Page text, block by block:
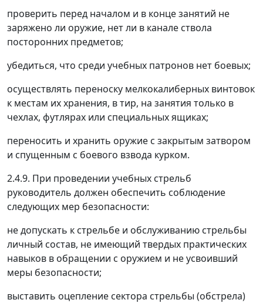
проверить перед началом и в конце занятий не
заряжено ли оружие, нет ли в канале ствола
посторонних предметов;
убедиться, что среди учебных патронов нет боевых;
осуществлять переноску мелкокалиберных винтовок
к местам их хранения, в тир, на занятия только в
чехлах, футлярах или специальных ящиках;
переносить и хранить оружие с закрытым затвором
и спущенным с боевого взвода курком.
2.4.9. При проведении учебных стрельб
руководитель должен обеспечить соблюдение
следующих мер безопасности:
не допускать к стрельбе и обслуживанию стрельбы
личный состав, не имеющий твердых практических
навыков в обращении с оружием и не усвоивший
меры безопасности;
выставить оцепление сектора стрельбы (обстрела)